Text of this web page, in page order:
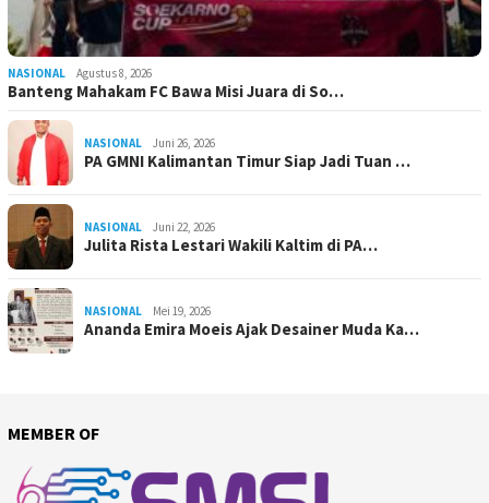
NASIONAL Agustus 8, 2026
Banteng Mahakam FC Bawa Misi Juara di So…
NASIONAL Juni 26, 2026
PA GMNI Kalimantan Timur Siap Jadi Tuan …
NASIONAL Juni 22, 2026
Julita Rista Lestari Wakili Kaltim di PA…
NASIONAL Mei 19, 2026
Ananda Emira Moeis Ajak Desainer Muda Ka…
MEMBER OF